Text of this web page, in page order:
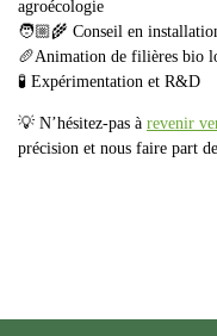
agroécologie
🧑🏼‍🌾 Conseil en
🥖Animation de filières bio
🧪 Expérimentation et R&D
💡 N’hésitez-pas à revenir
précision et nous faire part